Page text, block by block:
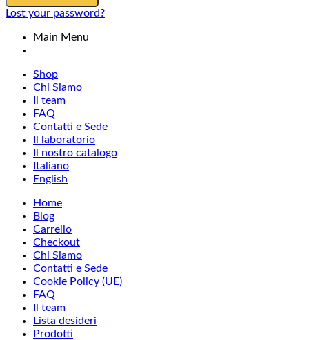
Lost your password?
Main Menu
Shop
Chi Siamo
Il team
FAQ
Contatti e Sede
Il laboratorio
Il nostro catalogo
Italiano
English
Home
Blog
Carrello
Checkout
Chi Siamo
Contatti e Sede
Cookie Policy (UE)
FAQ
Il team
Lista desideri
Prodotti